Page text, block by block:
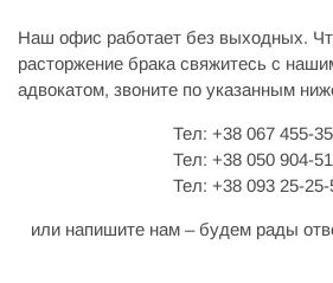
Наш офис работает без выходных.
расторжение брака свяжитесь с
адвокатом, звоните по указанным
Тел: +38 067 455-
Тел: +38 050 904-
Тел: +38 093 25-25-
или напишите нам – будем рады